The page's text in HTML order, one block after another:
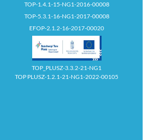
TOP-1.4.1-15-NG1-2016-00008
TOP-5.3.1-16-NG1-2017-00008
EFOP-2.1.2-16-2017-00020
TOP_PLUSZ-3.3.2-21-NG1
TOP PLUSZ-1.2.1-21-NG1-2022-00105